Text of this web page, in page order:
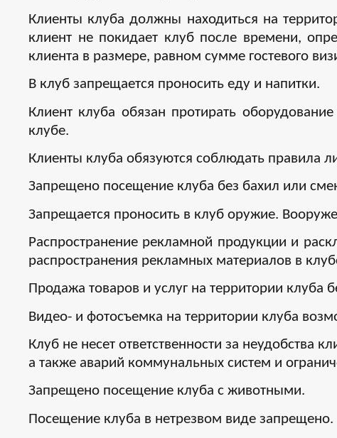
Клиенты клуба должны находиться на
клиент не покидает клуб после времени,
клиента в размере, равном сумме гостевого
В клуб запрещается проносить еду и напитки.
Клиент клуба обязан протирать
клубе.
Клиенты клуба обязуются соблюдать правила
Запрещено посещение клуба без бахил или
Запрещается проносить в клуб оружие.
Распространение рекламной продукции и
распространения рекламных материалов в
Продажа товаров и услуг на территории
Видео- и фотосъемка на территории клуба
Клуб не несет ответственности за
а также аварий коммунальных систем и
Запрещено посещение клуба с животными.
Посещение клуба в нетрезвом виде запрещено.